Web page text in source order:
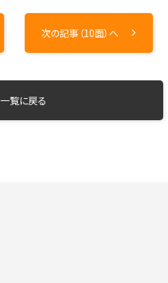
次の記事（10面）へ
一覧に戻る